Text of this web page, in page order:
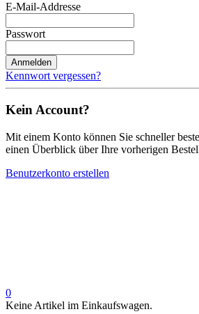
E-Mail-Addresse
Passwort
Anmelden
Kennwort vergessen?
Kein Account?
Mit einem Konto können Sie schneller
einen Überblick über Ihre vorherigen
Benutzerkonto erstellen
0
Keine Artikel im Einkaufswagen.